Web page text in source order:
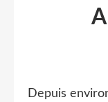
Depuis